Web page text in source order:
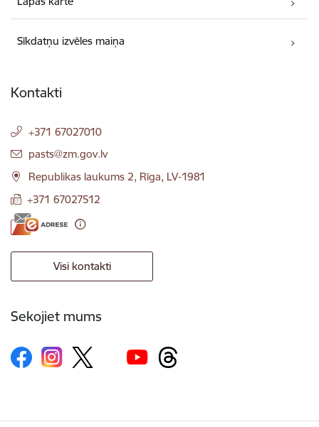
Sīkdatņu izvēles maiņa
Kontakti
+371 67027010
E-pasts:
pasts@zm.gov.lv
Republikas laukums 2, Rīga, LV-1981
+371 67027512
Visi kontakti
Sekojiet mums